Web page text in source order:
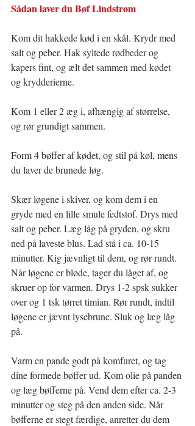
Sådan laver du Bøf Lindstrøm
Kom dit hakkede kød i en skål. Krydr med
salt og peber. Hak syltede rødbeder og
kapers fint, og ælt det sammen med kødet
og krydderierne.
Kom 1 eller 2 æg i, afhængig af størrelse,
og rør grundigt sammen.
Form 4 bøffer af kødet, og stil på køl, mens
du laver de brunede løg.
Skær løgene i skiver, og kom dem i en
gryde med en lille smule fedtstof. Drys med
salt og peber. Læg låg på gryden, og skru
ned på laveste blus. Lad stå i ca. 10-15
minutter. Kig jævnligt til dem, og rør rundt.
Når løgene er bløde, tager du låget af, og
skruer op for varmen. Drys 1-2 spsk sukker
over og 1 tsk tørret timian. Rør rundt, indtil
løgene er jævnt lysebrune. Sluk og læg låg
på.
Varm en pande godt på komfuret, og tag
dine formede bøffer ud. Kom olie på panden
og læg bøfferne på. Vend dem efter ca. 2-3
minutter og steg på den anden side. Når
bøfferne er stegt færdige, anretter du dem